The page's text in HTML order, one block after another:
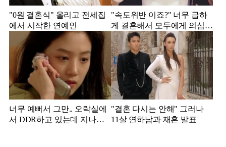
"0원 결혼식" 올리고 전세집
에서 시작한 연예인
"속도위반 이죠?" 너무 급하
게 결혼해서 모두에게 의심
받았던 스타
너무 예뻐서 그만.. 오락실에
서 DDR하고 있는데 지나가
"결혼 다시는 안해" 그러나
11살 연하남과 재혼 발표